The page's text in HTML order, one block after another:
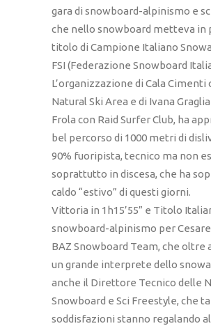
gara di snowboard-alpinismo e
che nello snowboard metteva in
titolo di Campione Italiano
FSI (Federazione Snowboard
L’organizzazione di Cala Cimenti
Natural Ski Area e di Ivana
Frola con Raid Surfer Club, ha
bel percorso di 1000 metri di
90% fuoripista, tecnico ma non
soprattutto in discesa, che ha
caldo “estivo” di questi giorni.
Vittoria in 1h15’55” e Titolo
snowboard-alpinismo per
BAZ Snowboard Team, che oltre
un grande interprete dello
anche il Direttore Tecnico delle
Snowboard e Sci Freestyle, che
soddisfazioni stanno regalando